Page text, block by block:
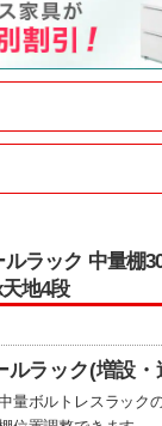
ルラック 中量棚
地4段
ルラック(増設・
量ボルトレスラック